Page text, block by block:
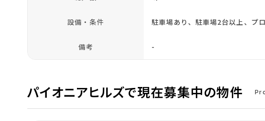
設備・条件 駐車場あり、駐車場2台以上、プ
備考 -
パイオニアヒルズで現在募集中の物件